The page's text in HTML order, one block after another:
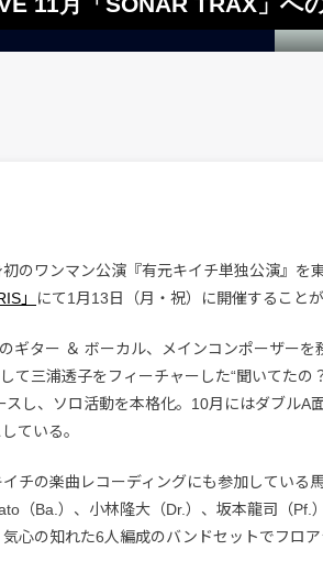
のワンマン公演『有元キイチ単独公演』を
」 にて1月13日（月・祝）に開催することが
ギター ＆ ボーカル、メインコンポーザーを
て三浦透子をフィーチャーした“聞いてたの
スし、ソロ活動を本格化。10月にはダブルA
ている。
チの楽曲レコーディングにも参加している
（Ba.）、小林隆大（Dr.）、坂本龍司（Pf.
気心の知れた6人編成のバンドセットでフロ